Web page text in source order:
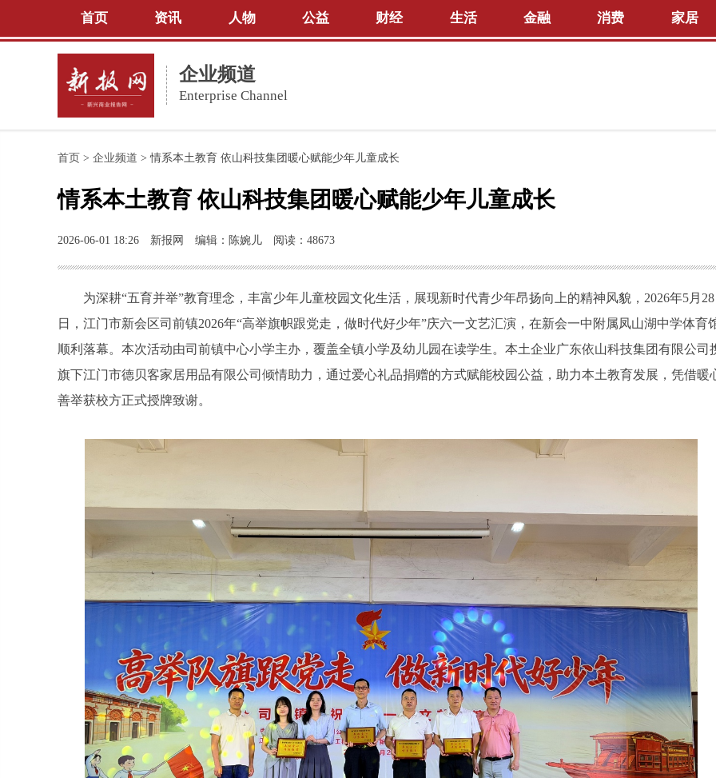
首页 资讯 人物 公益 财经 生活 金融 消费 家居
企业频道
Enterprise Channel
首页 > 企业频道 > 情系本土教育 依山科技集团暖心赋能少年儿童成长
情系本土教育 依山科技集团暖心赋能少年儿童成长
2026-06-01 18:26 新报网 编辑：陈婉儿 阅读：48673
为深耕“五育并举”教育理念，丰富少年儿童校园文化生活，展现新时代青少年昂扬向上的精神风貌，2026年5月28
日，江门市新会区司前镇2026年“高举旗帜跟党走，做时代好少年”庆六一文艺汇演，在新会一中附属凤山湖中学体育
顺利落幕。本次活动由司前镇中心小学主办，覆盖全镇小学及幼儿园在读学生。本土企业广东依山科技集团有限公司
旗下江门市德贝客家居用品有限公司倾情助力，通过爱心礼品捐赠的方式赋能校园公益，助力本土教育发展，凭借暖
善举获校方正式授牌致谢。